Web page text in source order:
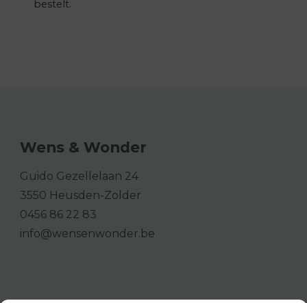
bestelt.
Wens & Wonder
Guido Gezellelaan 24
3550 Heusden-Zolder
0456 86 22 83
info@wensenwonder.be